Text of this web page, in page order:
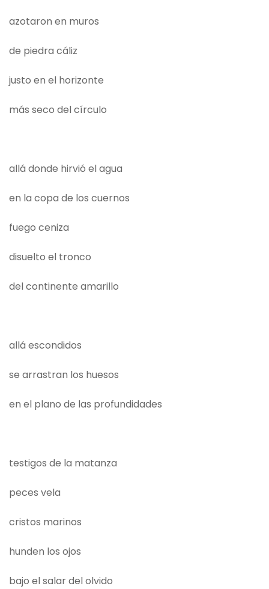
azotaron en muros
de piedra cáliz
justo en el horizonte
más seco del círculo
allá donde hirvió el agua
en la copa de los cuernos
fuego ceniza
disuelto el tronco
del continente amarillo
allá escondidos
se arrastran los huesos
en el plano de las profundidades
testigos de la matanza
peces vela
cristos marinos
hunden los ojos
bajo el salar del olvido